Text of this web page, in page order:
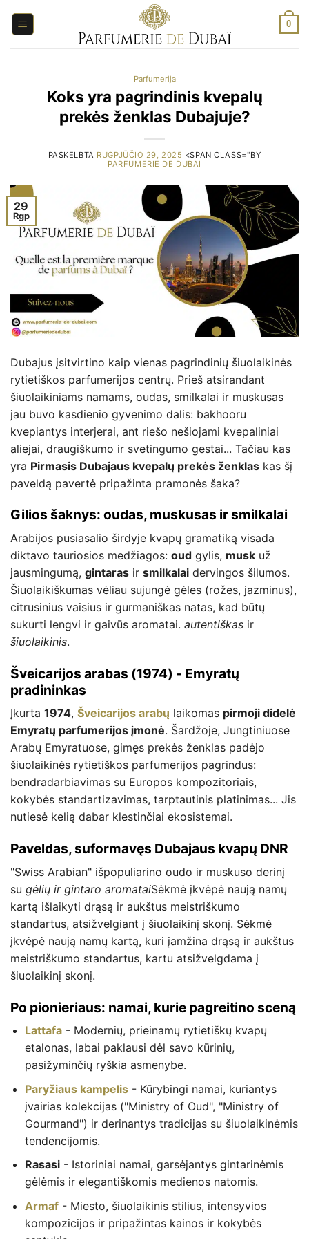
prie
0
Parfumerija
Koks yra pagrindinis kvepalų
prekės ženklas Dubajuje?
PASKELBTA RUGPJŪČIO 29, 2025 <SPAN CLASS="BY
PARFUMERIE DE DUBAI
29
Rgp
Dubajus įsitvirtino kaip vienas pagrindinių šiuolaikinės
rytietiškos parfumerijos centrų. Prieš atsirandant
šiuolaikiniams namams, oudas, smilkalai ir muskusas
jau buvo kasdienio gyvenimo dalis: bakhooru
kvepiantys interjerai, ant riešo nešiojami kvepaliniai
aliejai, draugiškumo ir svetingumo gestai... Tačiau kas
yra Pirmasis Dubajaus kvepalų prekės ženklas kas šį
paveldą pavertė pripažinta pramonės šaka?
Gilios šaknys: oudas, muskusas ir smilkalai
Arabijos pusiasalio širdyje kvapų gramatiką visada
diktavo tauriosios medžiagos: oud gylis, musk už
jausmingumą, gintaras ir smilkalai dervingos šilumos.
Šiuolaikiškumas vėliau sujungė gėles (rožes, jazminus),
citrusinius vaisius ir gurmaniškas natas, kad būtų
sukurti lengvi ir gaivūs aromatai. autentiškas ir
šiuolaikinis.
Šveicarijos arabas (1974) - Emyratų
pradininkas
Įkurta 1974, Šveicarijos arabų laikomas pirmoji didelė
Emyratų parfumerijos įmonė. Šardžoje, Jungtiniuose
Arabų Emyratuose, gimęs prekės ženklas padėjo
šiuolaikinės rytietiškos parfumerijos pagrindus:
bendradarbiavimas su Europos kompozitoriais,
kokybės standartizavimas, tarptautinis platinimas... Jis
nutiesė kelią dabar klestinčiai ekosistemai.
Paveldas, suformavęs Dubajaus kvapų DNR
"Swiss Arabian" išpopuliarino oudo ir muskuso derinį
su gėlių ir gintaro aromataiSėkmė įkvėpė naują namų
kartą išlaikyti drąsą ir aukštus meistriškumo
standartus, atsižvelgiant į šiuolaikinį skonį. Sėkmė
įkvėpė naują namų kartą, kuri įamžina drąsą ir aukštus
meistriškumo standartus, kartu atsižvelgdama į
šiuolaikinį skonį.
Po pionieriaus: namai, kurie pagreitino sceną
Lattafa- Modernių, prieinamų rytietiškų kvapų
etalonas, labai paklausi dėl savo kūrinių,
pasižyminčių ryškia asmenybe.
Paryžiaus kampelis- Kūrybingi namai, kuriantys
įvairias kolekcijas ("Ministry of Oud", "Ministry of
Gourmand") ir derinantys tradicijas su šiuolaikinėmis
tendencijomis.
Rasasi- Istoriniai namai, garsėjantys gintarinėmis
gėlėmis ir elegantiškomis medienos natomis.
Armaf- Miesto, šiuolaikinis stilius, intensyvios
kompozicijos ir pripažintas kainos ir kokybės